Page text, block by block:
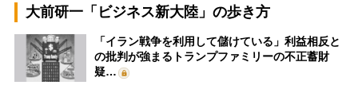
大前研一「ビジネス新大陸」の歩き方
「イラン戦争を利用して儲けている」利益相反と
の批判が強まるトランプファミリーの不正蓄財
疑…